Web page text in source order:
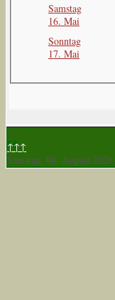
Samstag
16. Mai
Sonntag
17. Mai
↑↑↑
Samstag, 08. August 2026